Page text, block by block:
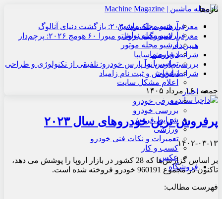
آرشیو مجله ماشین
آرشیو مجله نوآور
آرشیو مجله موتور
درباره ما
تماس با ما
تبلیغات
اعلام مشکل سایت
اخبار
معرفی خودرو
بررسی خودرو
شرایط فروش
ورزشی
تعمیرات و نکات فنی خودرو
کسب و کار
عکس
فروشگاه
تازه‌ها
معرفی هنسی بلک‌برد ۲۰۳۰: بازگشت دنیای آنالوگ
معرفی لامبورگینی روئلتو میورا ۶۰ هومج ۲۰۲۶: پرچم‌دار
هیبریدی
شرایط فروش سایپا
بررسی پارس نوآ پارس خودرو: تلفیقی از تکنولوژی و طراحی
شرایط فروش و ثبت نام زامیاد
جمعه , ۱۶ مرداد ۱۴۰۵
پرفروش ترین خودروهای سال ۲۰۲۳
۱۴۰۲-۰۳-۱۳
بر اساس گزارش‌ها که 28 کشور در بازار اروپا را پوشش می دهد،
تاکنون در مجموع 960191 خودرو فروخته شده است.
فهرست مطالب: